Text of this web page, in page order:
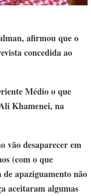
, afirmou que o
concedida ao
Médio o que
Khamenei, na
vão desaparecer em
(com o que
apaziguamento não
aceitaram algumas